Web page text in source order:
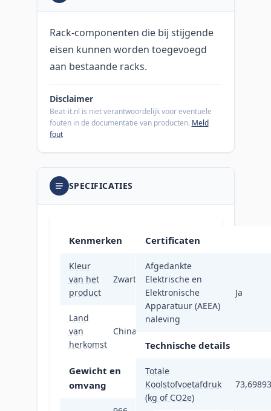
Rack-componenten die bij stijgende
eisen kunnen worden toegevoegd
aan bestaande racks.
Disclaimer
Beat-it.nl is niet verantwoordelijk voor eventuele
fouten in de documentatie van producten. Meld
fout
SPECIFICATIES
Kenmerken
Kleur
van het
product
Zwart
Land
van
herkomst
China
Gewicht en
omvang
Certificaten
Afgedankte
Elektrische en
Elektronische
Apparatuur (AEEA)
naleving
Ja
Technische details
Totale
Koolstofvoetafdruk
(kg of CO2e)